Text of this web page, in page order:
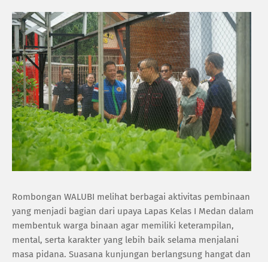
Rombongan WALUBI melihat berbagai aktivitas pembinaan
yang menjadi bagian dari upaya Lapas Kelas I Medan dalam
membentuk warga binaan agar memiliki keterampilan,
mental, serta karakter yang lebih baik selama menjalani
masa pidana. Suasana kunjungan berlangsung hangat dan